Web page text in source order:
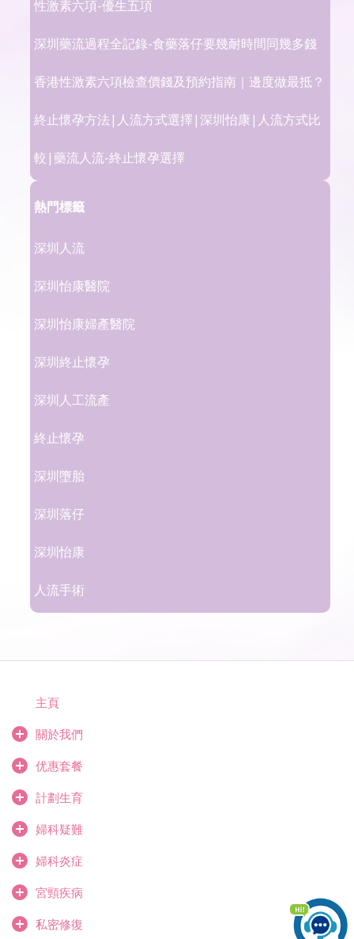
性激素六項-優生五項
深圳藥流過程全記錄-食藥落仔要幾耐時間同幾多錢
香港性激素六項檢查價錢及預約指南｜邊度做最抵？
終止懷孕方法|人流方式選擇|深圳怡康|人流方式比
較|藥流人流-終止懷孕選擇
熱門標籤
深圳人流
深圳怡康醫院
深圳怡康婦產醫院
深圳終止懷孕
深圳人工流產
終止懷孕
深圳墮胎
深圳落仔
深圳怡康
人流手術
主頁
關於我們
优惠套餐
計劃生育
婦科疑難
婦科炎症
宮頸疾病
私密修復